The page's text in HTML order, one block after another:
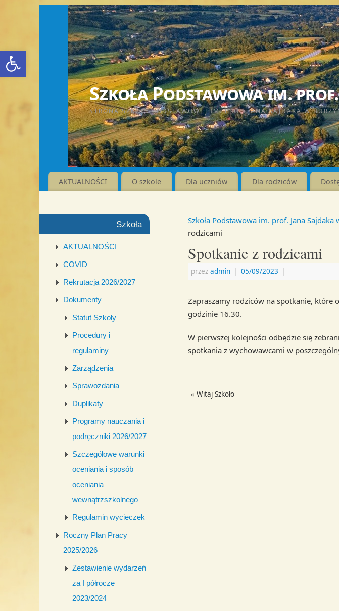
Otwórz pasek narzędzi
Szkoła Podstawowa im.
STRONA SZKOŁY PODSTAWOWEJ IM. PROF. JANA SAJDAKA W
AKTUALNOŚCI O szkole Dla uczniów Dla rodziców
Szkoła Podstawowa im. prof. Jana Sajdaka
rodzicami
Spotkanie z rodzicami
przez admin | 05/09/2023 |
Zapraszamy rodziców na spotkanie, które
godzinie 16.30.
W pierwszej kolejności odbędzie się
spotkania z wychowawcami w
« Witaj Szkoło
Szkoła
AKTUALNOŚCI
COVID
Rekrutacja 2026/2027
Dokumenty
Statut Szkoły
Procedury i
regulaminy
Zarządzenia
Sprawozdania
Duplikaty
Programy nauczania i
podręczniki 2026/2027
Szczegółowe warunki
oceniania i sposób
oceniania
wewnątrzszkolnego
Regulamin wycieczek
Roczny Plan Pracy
2025/2026
Zestawienie wydarzeń
za I półrocze
2023/2024